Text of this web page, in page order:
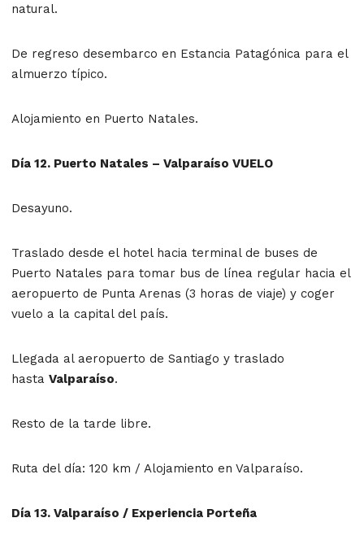
natural.
De regreso desembarco en Estancia Patagónica para el
almuerzo típico.
Alojamiento en Puerto Natales.
Día 12. Puerto Natales – Valparaíso VUELO
Desayuno.
Traslado desde el hotel hacia terminal de buses de
Puerto Natales para tomar bus de línea regular hacia el
aeropuerto de Punta Arenas (3 horas de viaje) y coger
vuelo a la capital del país.
Llegada al aeropuerto de Santiago y traslado
hasta Valparaíso.
Resto de la tarde libre.
Ruta del día: 120 km / Alojamiento en Valparaíso.
Día 13. Valparaíso / Experiencia Porteña